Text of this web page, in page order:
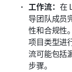
工作流： 在
导团队成员
性和合规性
项目类型进
流可能包括
步骤。